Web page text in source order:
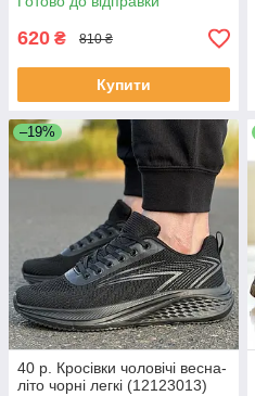
620 ₴ 810 ₴
Купити
–19%
40 р. Кросівки чоловічі весна-
літо чорні легкі (12123013)